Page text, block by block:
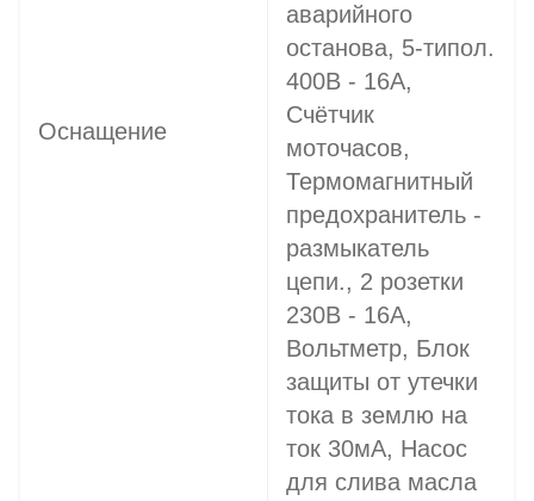
Оснащение
аварийного
останова, 5-типол.
400В - 16A,
Счётчик
моточасов,
Термомагнитный
предохранитель -
размыкатель
цепи., 2 розетки
230В - 16A,
Вольтметр, Блок
защиты от утечки
тока в землю на
ток 30мА, Насос
для слива масла